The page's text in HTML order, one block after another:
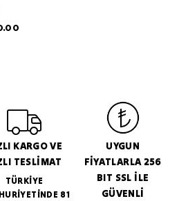
KARGO VE
TESLİMAT
TÜRKİYE
81
UYGUN
FİYATLARLA 256
BIT SSL İLE
GÜVENLİ